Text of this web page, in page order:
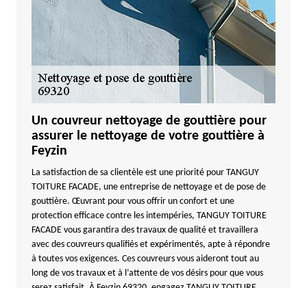
Un couvreur nettoyage de gouttière pour
assurer le nettoyage de votre gouttière à
Feyzin
La satisfaction de sa clientèle est une priorité pour TANGUY
TOITURE FACADE, une entreprise de nettoyage et de pose de
gouttière. Œuvrant pour vous offrir un confort et une
protection efficace contre les intempéries, TANGUY TOITURE
FACADE vous garantira des travaux de qualité et travaillera
avec des couvreurs qualifiés et expérimentés, apte à répondre
à toutes vos exigences. Ces couvreurs vous aideront tout au
long de vos travaux et à l’attente de vos désirs pour que vous